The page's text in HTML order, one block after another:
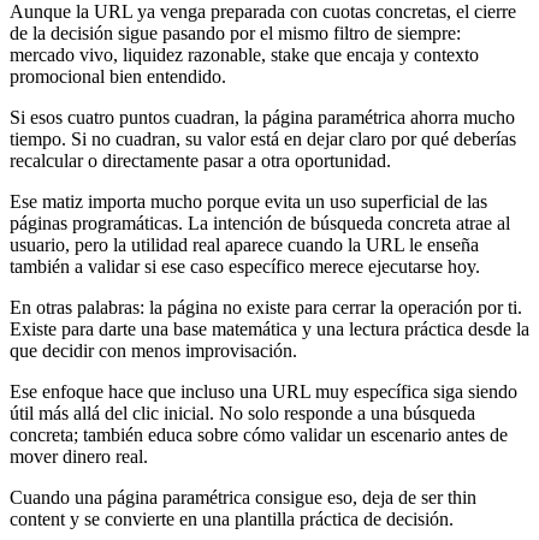
Aunque la URL ya venga preparada con cuotas concretas, el cierre
de la decisión sigue pasando por el mismo filtro de siempre:
mercado vivo, liquidez razonable, stake que encaja y contexto
promocional bien entendido.
Si esos cuatro puntos cuadran, la página paramétrica ahorra mucho
tiempo. Si no cuadran, su valor está en dejar claro por qué deberías
recalcular o directamente pasar a otra oportunidad.
Ese matiz importa mucho porque evita un uso superficial de las
páginas programáticas. La intención de búsqueda concreta atrae al
usuario, pero la utilidad real aparece cuando la URL le enseña
también a validar si ese caso específico merece ejecutarse hoy.
En otras palabras: la página no existe para cerrar la operación por ti.
Existe para darte una base matemática y una lectura práctica desde la
que decidir con menos improvisación.
Ese enfoque hace que incluso una URL muy específica siga siendo
útil más allá del clic inicial. No solo responde a una búsqueda
concreta; también educa sobre cómo validar un escenario antes de
mover dinero real.
Cuando una página paramétrica consigue eso, deja de ser thin
content y se convierte en una plantilla práctica de decisión.